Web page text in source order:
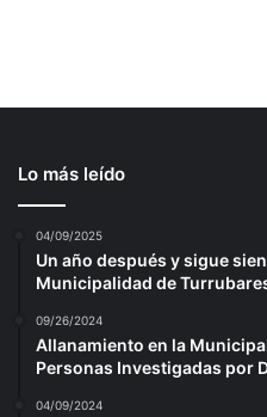
Lo más leído
04/09/2025
Un año después y sigue
Municipalidad de
09/26/2024
Allanamiento en la
Personas Investigadas por
04/09/2024